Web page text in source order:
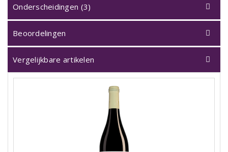
Onderscheidingen (3)
Beoordelingen
Vergelijkbare artikelen